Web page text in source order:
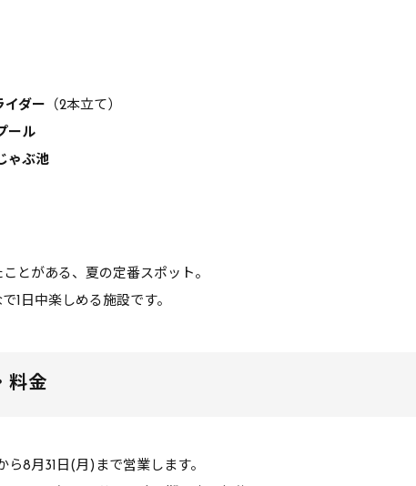
イダー （2本立て）
ール
ゃぶ池
とがある、夏の定番スポット。
1日中楽しめる施設です。
料金
8月31日(月)まで営業します。